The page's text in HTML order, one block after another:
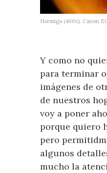
Hormiga (400x). Canon
Y como no
para terminar
imágenes de
de nuestros
voy a poner
porque quiero
pero
algunos
mucho la